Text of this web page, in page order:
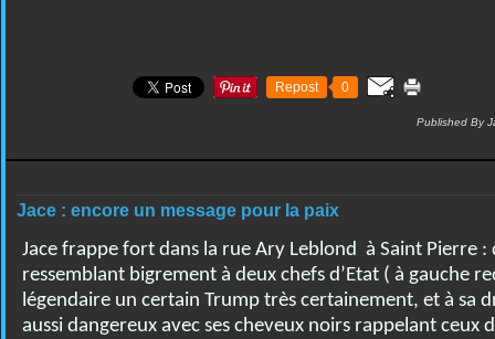
Repost 0
Published By
Jace : encore un message pour la paix
Jace frappe fort dans la rue Ary Leblond à Saint Pierre :
ressemblant bigrement à deux chefs d’Etat ( à gauche
légendaire un certain Trump très certainement, et à sa
aussi dangereux avec ses cheveux noirs rappelant ceux